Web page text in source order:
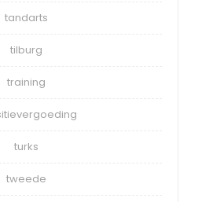
tandarts
tilburg
training
turks
tweede